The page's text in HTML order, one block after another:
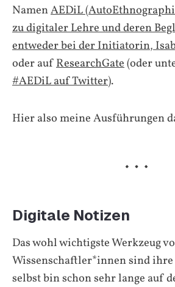
NamenAEDiL
zu digitaler Lehre und deren
entweder bei der Initiatorin,
oder aufResearchGate(oder
#AEDiL auf Twitter).
Hier also meine Ausführungen
Digitale Notizen
Das wohl wichtigste Werkzeug
Wissenschaftler*innen sind
selbst bin schon sehr lange auf